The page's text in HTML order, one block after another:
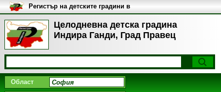
Целодневна детска градина
Индира Ганди, Град Правец
Регистър на детските градини в
България
Област